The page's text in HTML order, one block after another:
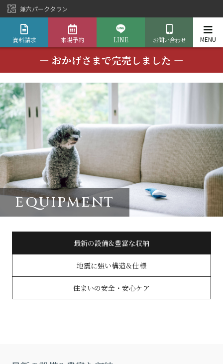
兼六パークタウン
資料請求 来場予約 LINE お問い合わせ
― おかげさまで完売しました ―
EQUIPMENT
最新の設備&豊富な収納
地震に強い構造＆仕様
住まいの安全・安心ケア